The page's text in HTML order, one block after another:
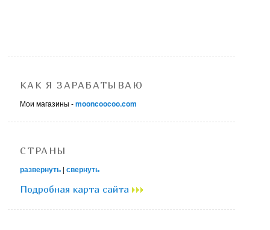
КАК Я ЗАРАБАТЫВАЮ
Мои магазины -mooncoocoo.com
СТРАНЫ
развернуть |свернуть
Подробная карта сайта